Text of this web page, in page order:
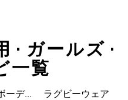
• ガールズ •
一覧
ーディ
ウェア
ラグビーウェア